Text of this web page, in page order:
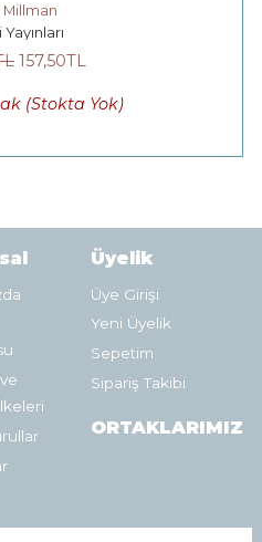
Millman
157,50TL
(Stokta Yok)
Üyelik
Üye Girişi
Yeni Üyelik
Sepetim
Sipariş Takibi
ORTAKLARIMIZ